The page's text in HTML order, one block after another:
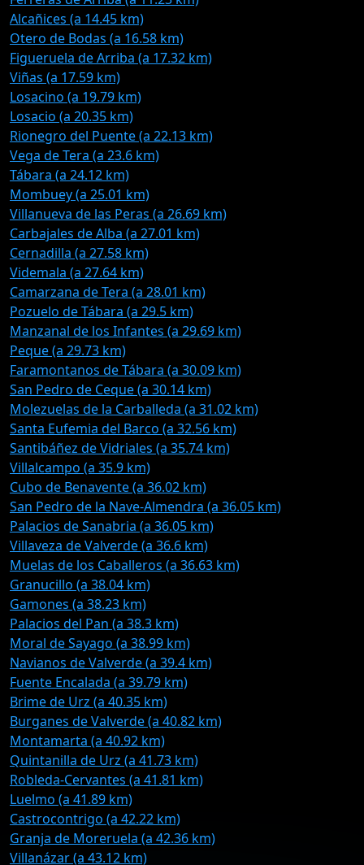
Alcañices (a 14.45 km)
Otero de Bodas (a 16.58 km)
Figueruela de Arriba (a 17.32 km)
Viñas (a 17.59 km)
Losacino (a 19.79 km)
Losacio (a 20.35 km)
Rionegro del Puente (a 22.13 km)
Vega de Tera (a 23.6 km)
Tábara (a 24.12 km)
Mombuey (a 25.01 km)
Villanueva de las Peras (a 26.69 km)
Carbajales de Alba (a 27.01 km)
Cernadilla (a 27.58 km)
Videmala (a 27.64 km)
Camarzana de Tera (a 28.01 km)
Pozuelo de Tábara (a 29.5 km)
Manzanal de los Infantes (a 29.69 km)
Peque (a 29.73 km)
Faramontanos de Tábara (a 30.09 km)
San Pedro de Ceque (a 30.14 km)
Molezuelas de la Carballeda (a 31.02 km)
Santa Eufemia del Barco (a 32.56 km)
Santibáñez de Vidriales (a 35.74 km)
Villalcampo (a 35.9 km)
Cubo de Benavente (a 36.02 km)
San Pedro de la Nave-Almendra (a 36.05 km)
Palacios de Sanabria (a 36.05 km)
Villaveza de Valverde (a 36.6 km)
Muelas de los Caballeros (a 36.63 km)
Granucillo (a 38.04 km)
Gamones (a 38.23 km)
Palacios del Pan (a 38.3 km)
Moral de Sayago (a 38.99 km)
Navianos de Valverde (a 39.4 km)
Fuente Encalada (a 39.79 km)
Brime de Urz (a 40.35 km)
Burganes de Valverde (a 40.82 km)
Montamarta (a 40.92 km)
Quintanilla de Urz (a 41.73 km)
Robleda-Cervantes (a 41.81 km)
Luelmo (a 41.89 km)
Castrocontrigo (a 42.22 km)
Granja de Moreruela (a 42.36 km)
Villanázar (a 43.12 km)